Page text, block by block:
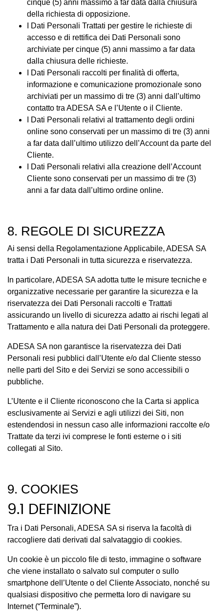
cinque (5) anni massimo a far data dalla chiusura
della richiesta di opposizione.
I Dati Personali Trattati per gestire le richieste di
accesso e di rettifica dei Dati Personali sono
archiviate per cinque (5) anni massimo a far data
dalla chiusura delle richieste.
I Dati Personali raccolti per finalità di offerta,
informazione e comunicazione promozionale sono
archiviati per un massimo di tre (3) anni dall’ultimo
contatto tra ADESA SA e l’Utente o il Cliente.
I Dati Personali relativi al trattamento degli ordini
online sono conservati per un massimo di tre (3) anni
a far data dall’ultimo utilizzo dell’Account da parte del
Cliente.
I Dati Personali relativi alla creazione dell’Account
Cliente sono conservati per un massimo di tre (3)
anni a far data dall’ultimo ordine online.
8. REGOLE DI SICUREZZA
Ai sensi della Regolamentazione Applicabile, ADESA SA
tratta i Dati Personali in tutta sicurezza e riservatezza.
In particolare, ADESA SA adotta tutte le misure tecniche e
organizzative necessarie per garantire la sicurezza e la
riservatezza dei Dati Personali raccolti e Trattati
assicurando un livello di sicurezza adatto ai rischi legati al
Trattamento e alla natura dei Dati Personali da proteggere.
ADESA SA non garantisce la riservatezza dei Dati
Personali resi pubblici dall’Utente e/o dal Cliente stesso
nelle parti del Sito e dei Servizi se sono accessibili o
pubbliche.
L’Utente e il Cliente riconoscono che la Carta si applica
esclusivamente ai Servizi e agli utilizzi dei Siti, non
estendendosi in nessun caso alle informazioni raccolte e/o
Trattate da terzi ivi comprese le fonti esterne o i siti
collegati al Sito.
9. COOKIES
9.1 DEFINIZIONE
Tra i Dati Personali, ADESA SA si riserva la facoltà di
raccogliere dati derivati dal salvataggio di cookies.
Un cookie è un piccolo file di testo, immagine o software
che viene installato o salvato sul computer o sullo
smartphone dell’Utente o del Cliente Associato, nonché su
qualsiasi dispositivo che permetta loro di navigare su
Internet (“Terminale”).